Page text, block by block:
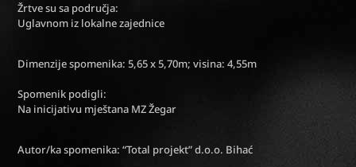
Žrtve su sa područja:
Uglavnom iz lokalne zajednice
Dimenzije spomenika: 5,65 x 5,70m; visina: 4,55m
Spomenik podigli:
Na inicijativu mještana MZ Žegar
Autor/ka spomenika: “Total projekt” d.o.o. Bihać